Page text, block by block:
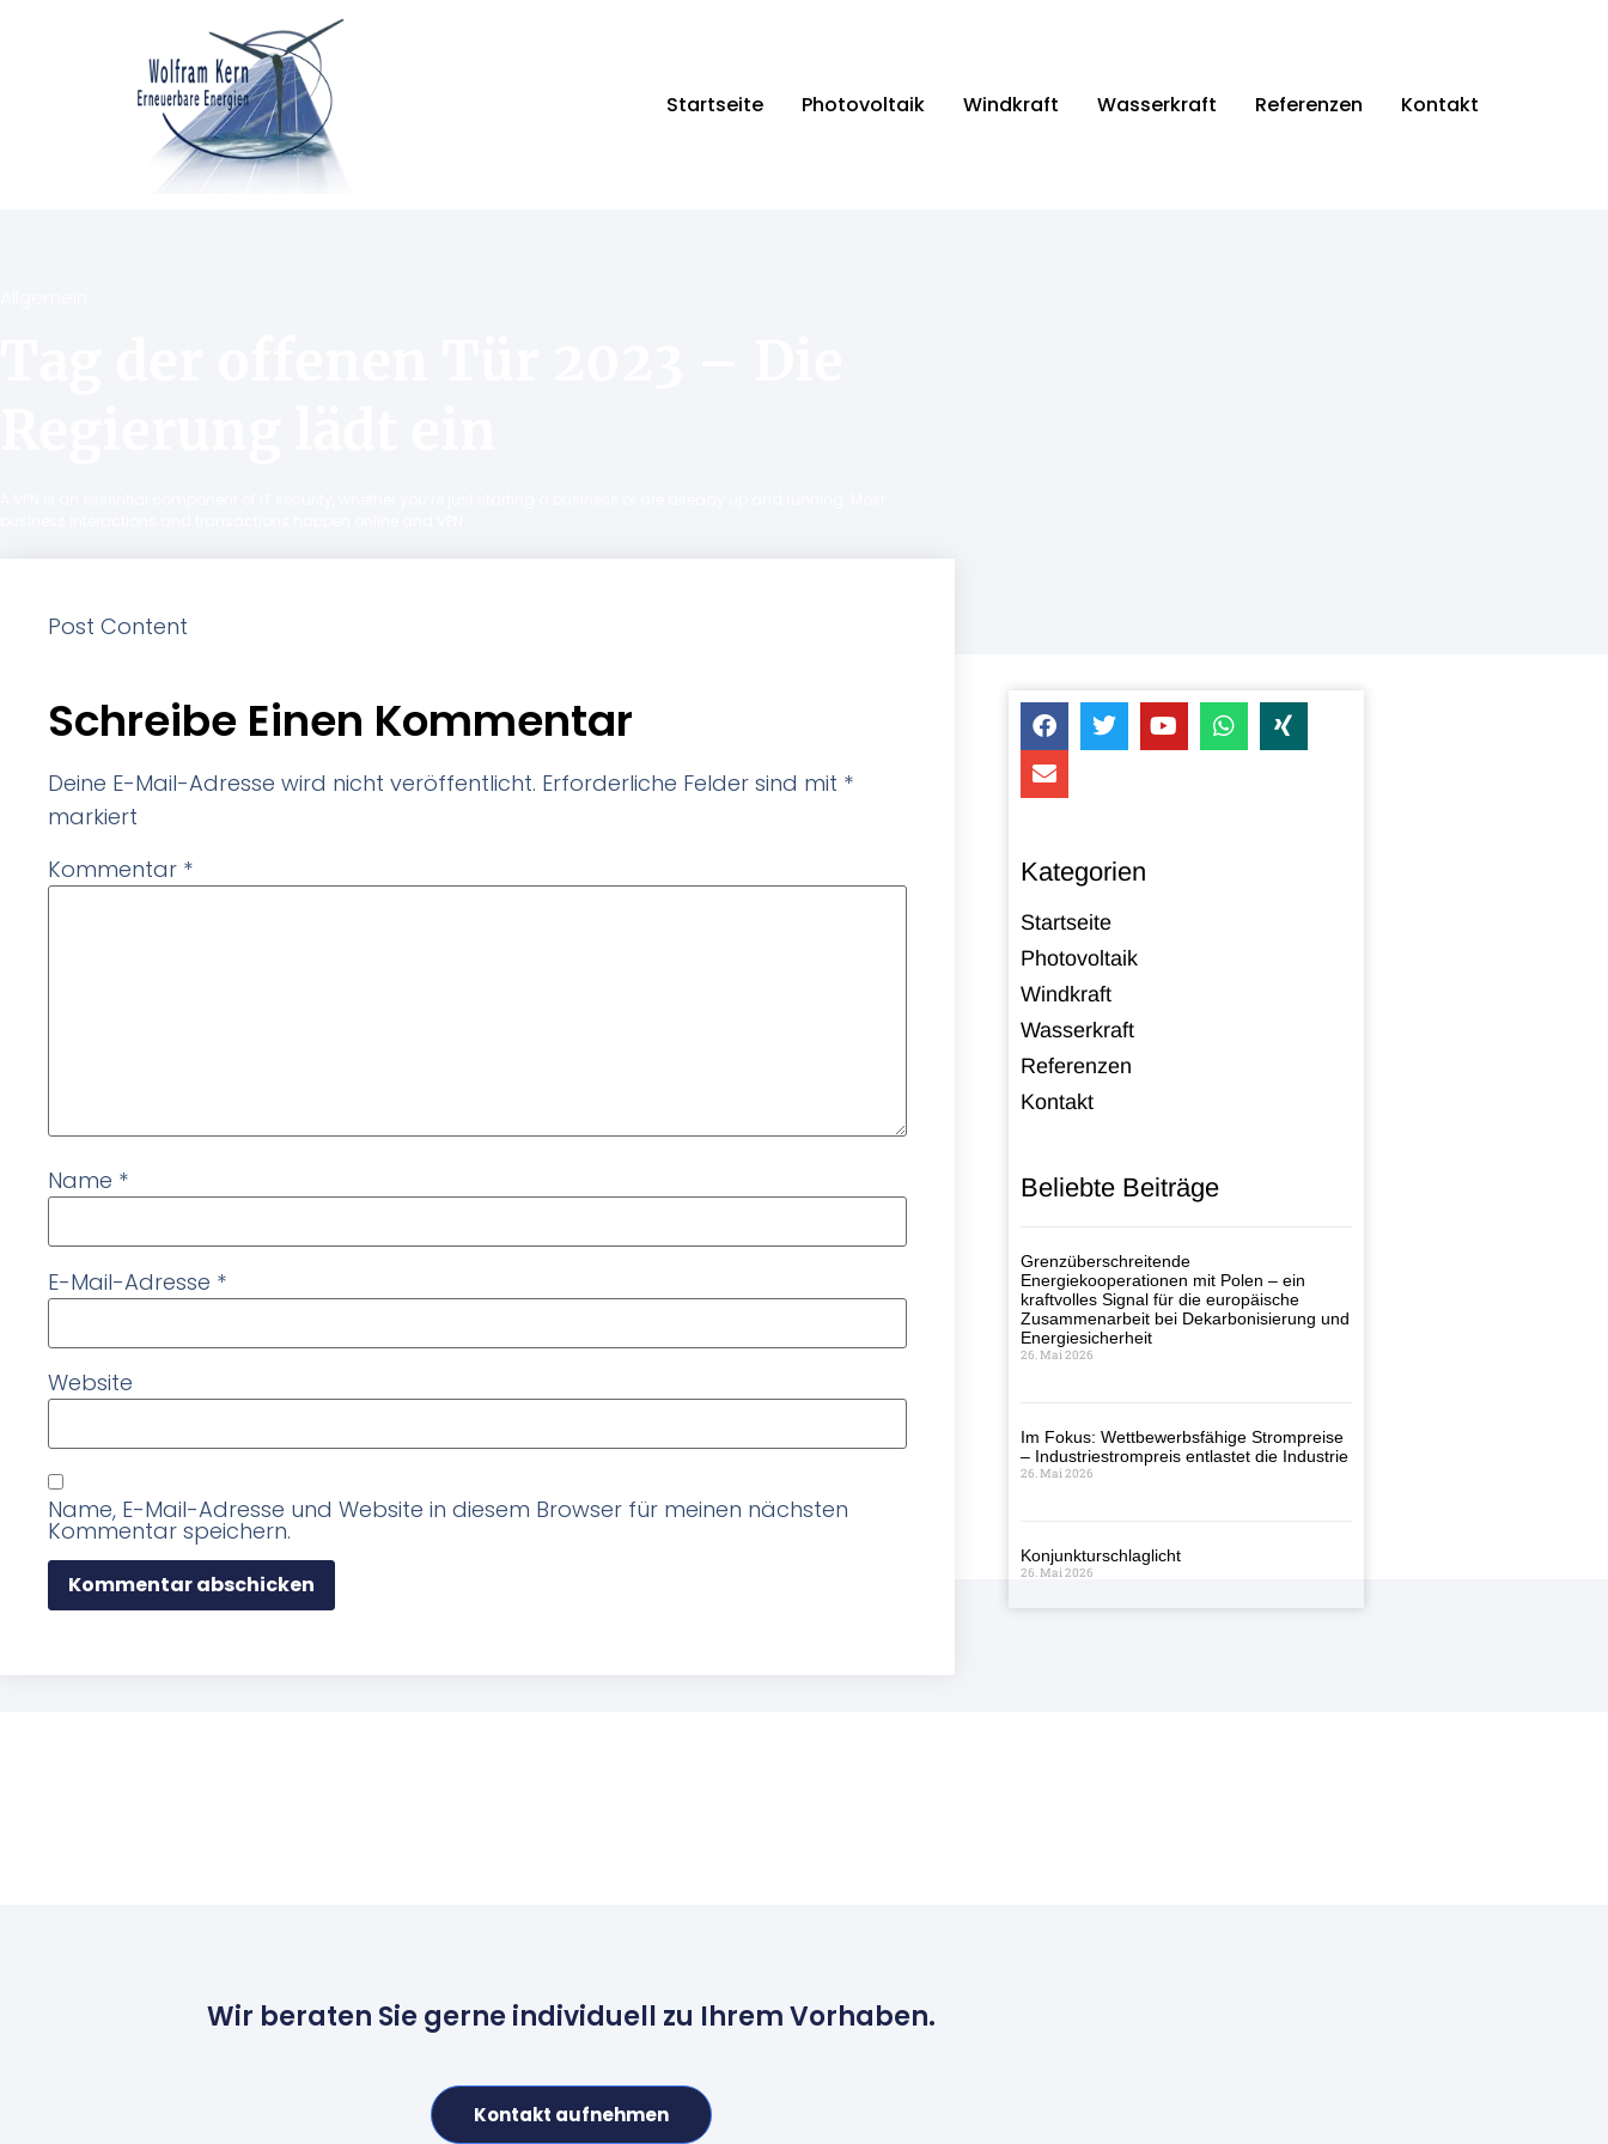
Startseite Photovoltaik Windkraft Wasserkraft Referenzen Kontakt
Post Content
Schreibe Einen Kommentar
Deine E-Mail-Adresse wird nicht veröffentlicht. Erforderliche Felder sind mit *
markiert
Kommentar *
Name *
E-Mail-Adresse *
Website
Name, E-Mail-Adresse und Website in diesem Browser für meinen nächsten
Kommentar speichern.
Kategorien
Startseite
Photovoltaik
Windkraft
Wasserkraft
Referenzen
Kontakt
Beliebte Beiträge
Grenzüberschreitende
Energiekooperationen mit Polen – ein
kraftvolles Signal für die europäische
Zusammenarbeit bei Dekarbonisierung und
Energiesicherheit
26. Mai 2026
Im Fokus: Wettbewerbsfähige Strompreise
– Industriestrompreis entlastet die Industrie
26. Mai 2026
Konjunkturschlaglicht
26. Mai 2026
Wir beraten Sie gerne individuell zu Ihrem Vorhaben.
Kontakt aufnehmen